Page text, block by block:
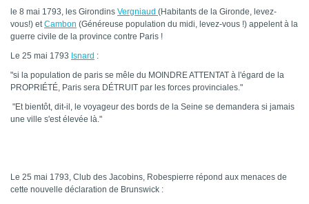
le 8 mai 1793, les Girondins Vergniaud (Habitants de la Gironde, levez-
vous!) etCambon (Généreuse population du midi, levez-vous !) appelent à la
guerre civile de la province contre Paris !
Le 25 mai 1793 Isnard :
"si la population de paris se mêle du MOINDRE ATTENTAT à l'égard de la
PROPRIÉTÉ, Paris sera DÉTRUIT par les forces provinciales."
"Et bientôt, dit-il, le voyageur des bords de la Seine se demandera si jamais
une ville s'est élevée là."
Le 25 mai 1793, Club des Jacobins, Robespierre répond aux menaces de
cette nouvelle déclaration de Brunswick :